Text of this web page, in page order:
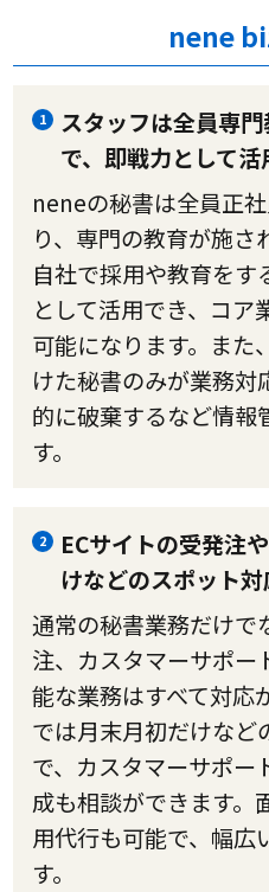
nene
1
スタッフは全員専
で、即戦力として活
neneの秘書は全員正
り、専門の教育が施さ
自社で採用や教育を
として活用でき、コ
可能になります。また
けた秘書のみが業務対
的に破棄するなど情報
す。
2
ECサイトの受発注
けなどのスポット
通常の秘書業務だけで
注、カスタマーサポー
能な業務はすべて対応
では月末月初だけなど
で、カスタマーサポー
成も相談ができます。
用代行も可能で、幅広
す。